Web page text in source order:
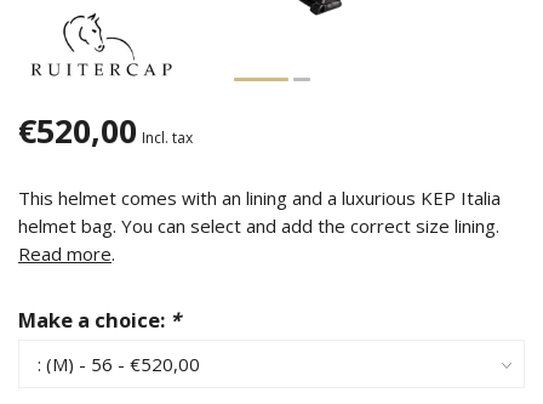
€520,00 Incl. tax
This helmet comes with an lining and a luxurious KEP Italia
helmet bag. You can select and add the correct size lining.
Read more.
Make a choice: *